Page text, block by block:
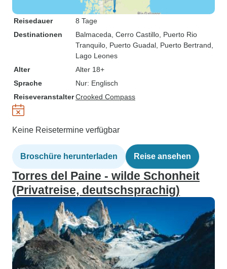
Reisedauer
8 Tage
Destinationen
Balmaceda , Cerro Castillo , Puerto Rio
Tranquilo , Puerto Guadal , Puerto Bertrand
Lago Leones
Alter
Alter 18+
Sprache
Nur: Englisch
ReiseveranstalterCrooked Compass
Keine Reisetermine verfügbar
Broschüre herunterladen Reise ansehen
Torres del Paine - wilde Schonheit
(Privatreise, deutschsprachig)